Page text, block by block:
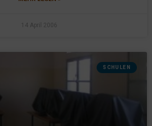
14 April 2006
SCHULEN